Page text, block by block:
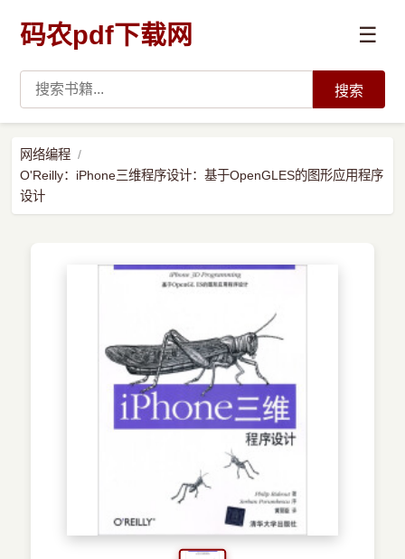
码农pdf下载网 ☰
数据科学与人工智能
搜索
网络编程
O'Reilly：iPhone三维程序设计：基于OpenGLES的图形应用程序
设计